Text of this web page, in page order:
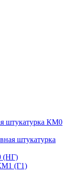
штукатурка КМ0
штукатурка
(НГ)
(Г1)